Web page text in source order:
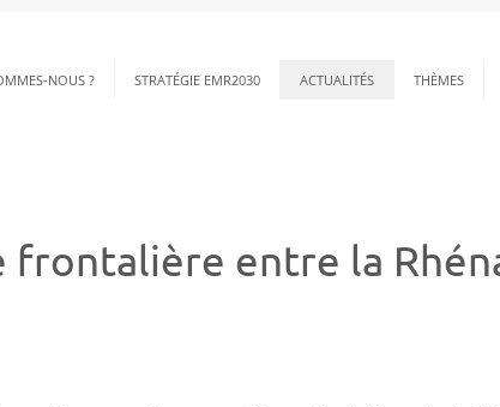
NOUS ? STRATÉGIE EMR2030 ACTUALITÉS THÈMES
frontalière entre la